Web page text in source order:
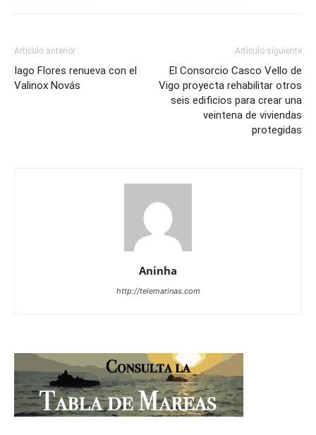
Artículo anterior
Iago Flores renueva con el
Valinox Novás
Artículo siguiente
El Consorcio Casco Vello de
Vigo proyecta rehabilitar otros
seis edificios para crear una
veintena de viviendas
protegidas
Aninha
http://telemarinas.com